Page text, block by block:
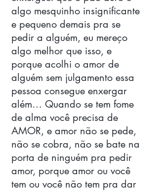
algo mesquinho insignificante
e pequeno demais pra se
pedir a alguém, eu mereço
algo melhor que isso, e
porque acolhi o amor de
alguém sem julgamento essa
pessoa consegue enxergar
além… Quando se tem fome
de alma você precisa de
AMOR, e amor não se pede,
não se cobra, não se bate na
porta de ninguém pra pedir
amor, porque amor ou você
tem ou você não tem pra dar